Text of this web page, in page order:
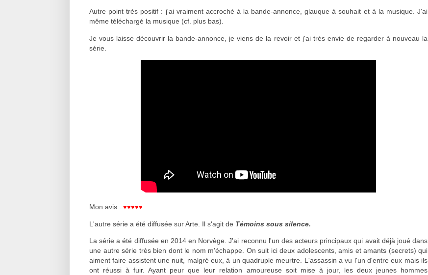
Autre point très positif : j'ai vraiment accroché à la bande-annonce, glauque à souhait et à la musique. J'ai
même téléchargé la musique (cf. plus bas).
Je vous laisse découvrir la bande-annonce, je viens de la revoir et j'ai très envie de regarder à nouveau la
série.
Mon avis : ♥♥♥♥♥
L'autre série a été diffusée sur Arte. Il s'agit de Témoins sous silence.
La série a été diffusée en 2014 en Norvège. J'ai reconnu l'un des acteurs principaux qui avait déjà joué dans
une autre série très bien dont le nom m'échappe. On suit ici deux adolescents, amis et amants (secrets) qui
aiment faire assistent une nuit, malgré eux, à un quadruple meurtre. L'assassin a vu l'un d'entre eux mais ils
ont réussi à fuir. Ayant peur que leur relation amoureuse soit mise à jour, les deux jeunes hommes